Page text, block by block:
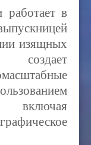
в
изящных
включая